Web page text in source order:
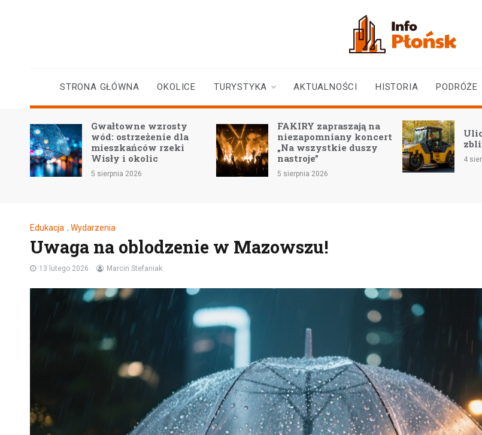
STRONA GŁÓWNA OKOLICE TURYSTYKA AKTUALNOŚCI HISTORIA PODRÓŻE
Gwałtowne wzrosty
wód: ostrzeżenie dla
mieszkańców rzeki
Wisły i okolic
5 sierpnia 2026
FAKIRY zapraszają na
niezapomniany koncert
„Na wszystkie duszy
nastroje”
5 sierpnia 2026
4
Edukacja , Wydarzenia
Uwaga na oblodzenie w Mazowszu!
13 lutego 2026 Marcin Stefaniak